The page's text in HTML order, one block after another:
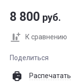
8 800 руб.
К сравнению
Поделиться
Распечатать